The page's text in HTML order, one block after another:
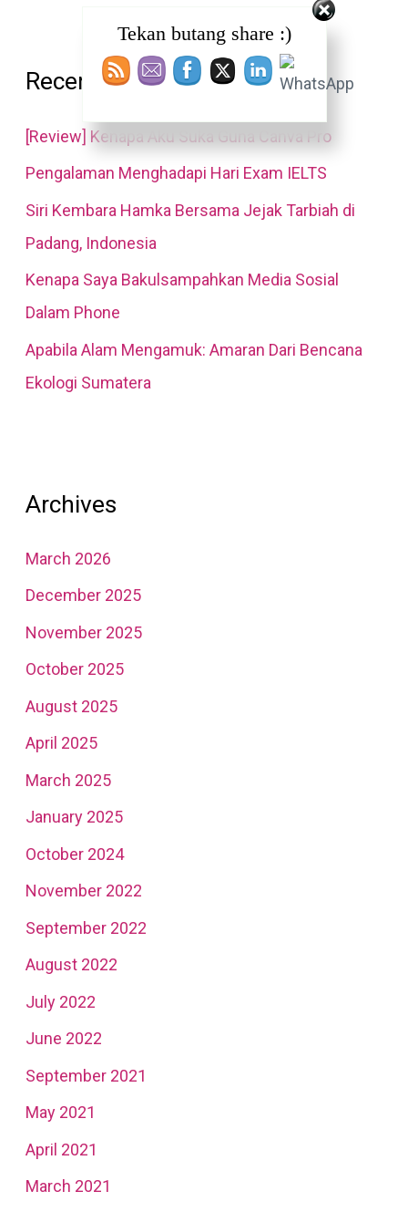
c
f
o
r
:
Recent Posts
[Review] Kenapa Aku Suka Guna Canva Pro
Pengalaman Menghadapi Hari Exam IELTS
Siri Kembara Hamka Bersama Jejak Tarbiah di
Padang, Indonesia
Kenapa Saya Bakulsampahkan Media Sosial
Dalam Phone
Apabila Alam Mengamuk: Amaran Dari Bencana
Ekologi Sumatera
Archives
March 2026
December 2025
November 2025
October 2025
August 2025
April 2025
March 2025
January 2025
October 2024
November 2022
September 2022
August 2022
July 2022
June 2022
September 2021
May 2021
April 2021
March 2021
Tekan butang share :)